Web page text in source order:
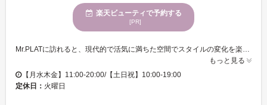
楽天ビューティで予約する
[PR]
Mr.PLATに訪れると、現代的で活気に満ちた空間でスタイルの変化を楽しむことができます。メンズスタイルに特化し、トレンドに敏感な男性に向けた豊富なパーマメニューをご提供しております。スタイリストは、技術力とセンスを活かしたアドバイスで、個性的で洗練されたヘアスタイルを実現します。プライベート感を重視した個室も完備されているため、リラックスして施術を受けることができます。また、駐車場の利用も可能なので、車で気軽にお越しいただけます。Mr.PLATで、新しい自分を見つけ、スタイルアップを目指してみませんか。
もっと見る
【月水木金】11:00-20:00/【土日祝】10:00-19:00
定休日： 火曜日